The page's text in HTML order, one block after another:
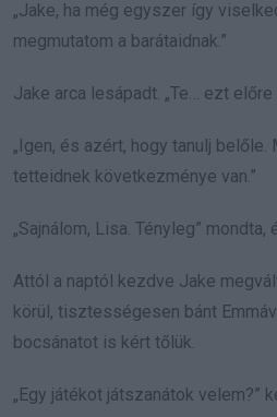
„Jake, ha még egyszer így
megmutatom a barátaidnak.”
Jake arca lesápadt. „Te… ezt
„Igen, és azért, hogy tanulj
tetteidnek következménye van.”
„Sajnálom, Lisa. Tényleg”
Attól a naptól kezdve Jake
körül, tisztességesen bánt
bocsánatot is kért tőlük.
„Egy játékot játszanátok velem?”